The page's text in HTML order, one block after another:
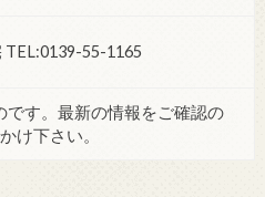
TEL:0139-55-1165
です。最新の情報をご確認の
け下さい。